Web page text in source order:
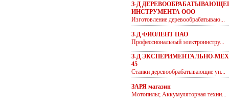
З-Д
ИНСТРУМЕНТА ООО
Изготовление деревообрабатываю...
З-Д ФИОЛЕНТ ПАО
Профессиональный электроинстру...
З-Д ЭКСПЕРИМЕНТАЛЬНО-
45
Станки деревообрабатывающие ун...
ЗАРЯ магазин
Мотопилы; Аккумуляторная техни...